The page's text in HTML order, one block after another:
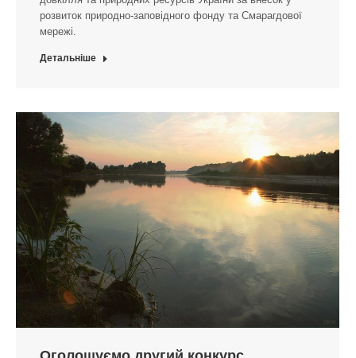
розвиток природно-заповідного фонду та Смарагдової
мережі.
Детальніше